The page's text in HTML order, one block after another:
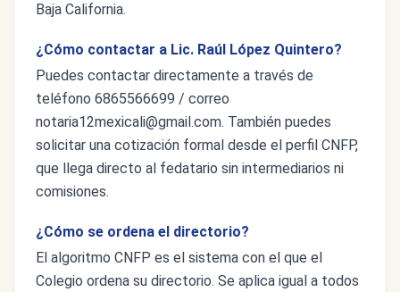
Baja California.
¿Cómo contactar a Lic. Raúl López Quintero?
Puedes contactar directamente a través de
teléfono 6865566699 / correo
notaria12mexicali@gmail.com. También puedes
solicitar una cotización formal desde el perfil CNFP,
que llega directo al fedatario sin intermediarios ni
comisiones.
¿Cómo se ordena el directorio?
El algoritmo CNFP es el sistema con el que el
Colegio ordena su directorio. Se aplica igual a todos